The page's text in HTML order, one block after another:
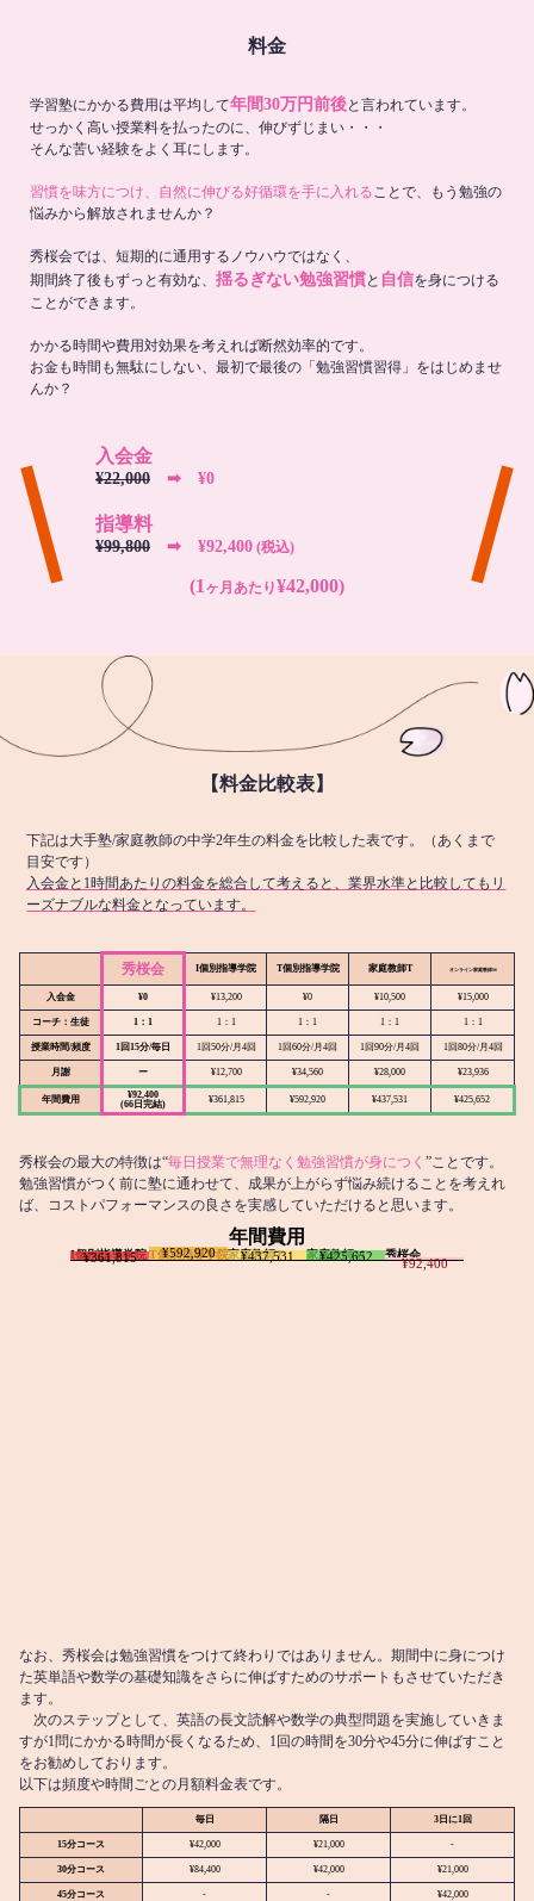
料金
学習塾にかかる費用は平均して年間30万円前後と言われています。
せっかく高い授業料を払ったのに、伸びずじまい・・・
そんな苦い経験をよく耳にします。
習慣を味方につけ、自然に伸びる好循環を手に入れる ことで、もう勉強の
悩みから解放されませんか？
秀桜会では、短期的に通用するノウハウではなく、
期間終了後もずっと有効な、 揺るぎない勉強習慣と 自信を身につける
ことができます。
かかる時間や費用対効果を考えれば断然効率的です。
お金も時間も無駄にしない、最初で最後の「勉強習慣習得」をはじめませ
んか？
入会金
¥22,000 ➡︎ ¥0
指導料
¥99,800 ➡︎ ¥92,400 (税込)
(1 ヶ月あたり¥42,000)
【料金比較表】
下記は大手塾/家庭教師の中学2年生の料金を比較した表です。（あくまで
目安です）
入会金と1時間あたりの料金を総合して考えると、業界水準と比較してもリ
ーズナブルな料金となっています。
秀桜会 I個別指導学院 T個別指導学院 家庭教師T オンライン家庭教師M
入会金 ¥0 ¥13,200 ¥0 ¥10,500 ¥15,000
コーチ：生徒 1：1 1：1 1：1 1：1 1：1
授業時間/頻度 1回15分/毎日 1回50分/月4回 1回60分/月4回 1回90分/月4回 1回80分/月4回
月謝 ー ¥12,700 ¥34,560 ¥28,000 ¥23,936
年間費用
¥92,400
(66日完結)
¥361,815 ¥592,920 ¥437,531 ¥425,652
秀桜会の最大の特徴は“毎日授業で無理なく勉強習慣が身につく ”ことです。
勉強習慣がつく前に塾に通わせて、成果が上がらず悩み続けることを考えれ
ば、コストパフォーマンスの良さを実感していただけると思います。
年間費用
I個別指導学院
¥361,815 T個別指導学院
¥592,920 家庭教師T
¥437,531 家庭教師M
¥425,652 秀桜会
¥92,400
なお、秀桜会は勉強習慣をつけて終わりではありません。期間中に身につけ
た英単語や数学の基礎知識をさらに伸ばすためのサポートもさせていただき
ます。
次のステップとして、英語の長文読解や数学の典型問題を実施していきま
すが1問にかかる時間が長くなるため、1回の時間を30分や45分に伸ばすこと
をお勧めしております。
以下は頻度や時間ごとの月額料金表です。
毎日 隔日 3日に1回
15分コース ¥42,000 ¥21,000 -
30分コース ¥84,400 ¥42,000 ¥21,000
45分コース - - ¥42,000